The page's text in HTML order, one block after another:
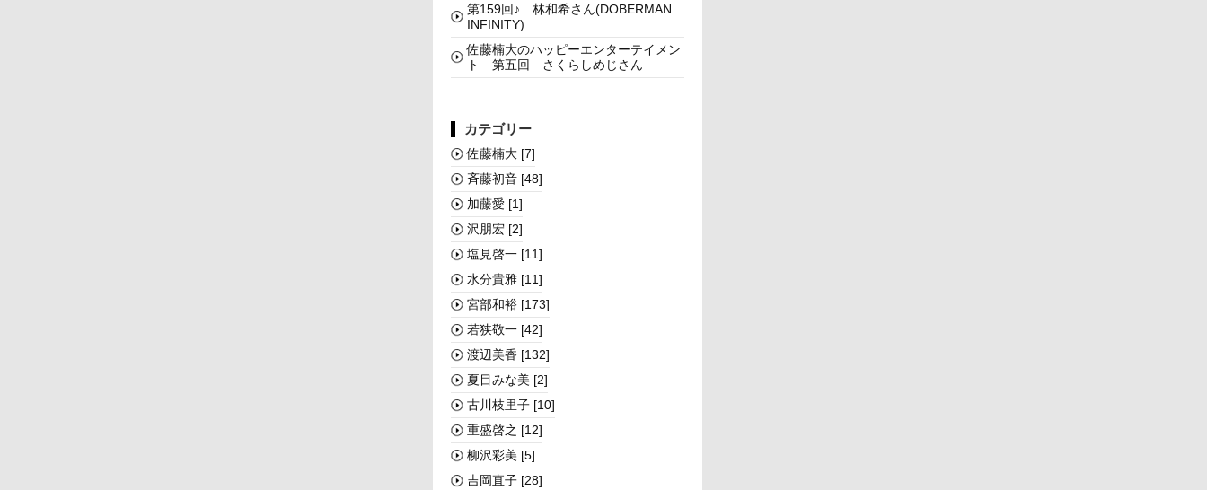
第159回♪ 林和希さん(DOBERMAN
INFINITY)
佐藤楠大のハッピーエンターテイメン
ト 第五回 さくらしめじさん
カテゴリー
佐藤楠大 [7]
斉藤初音 [48]
加藤愛 [1]
沢朋宏 [2]
塩見啓一 [11]
水分貴雅 [11]
宮部和裕 [173]
若狭敬一 [42]
渡辺美香 [132]
夏目みな美 [2]
古川枝里子 [10]
重盛啓之 [12]
柳沢彩美 [5]
吉岡直子 [28]